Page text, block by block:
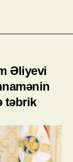
Əliyevi
təbrik